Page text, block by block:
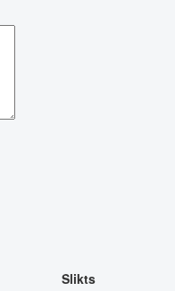
Slikts